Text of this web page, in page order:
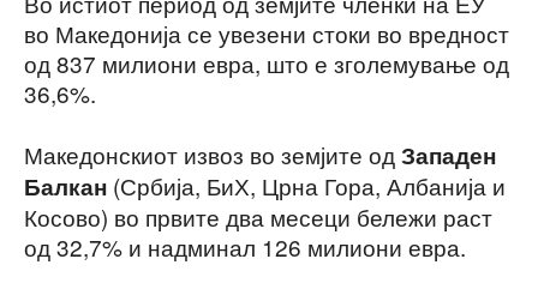
во Македонија се увезени стоки во вредност
од 837 милиони евра, што е зголемување од
36,6%.
Македонскиот извоз во земјите одЗападен
Балкан (Србија, БиХ, Црна Гора, Албанија и
Косово) во првите два месеци бележи раст
од 32,7% и надминал 126 милиони евра.